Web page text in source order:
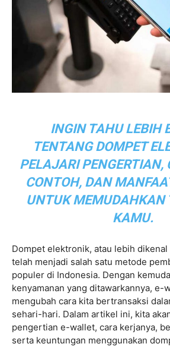
INGIN TAHU LEBIH
TENTANG DOMPET
PELAJARI PENGERTIAN,
CONTOH, DAN
UNTUK MEMUDAHKAN
KAMU.
Dompet elektronik, atau lebih
telah menjadi salah satu metode
populer di Indonesia. Dengan
kenyamanan yang ditawarkannya, e-
mengubah cara kita bertransaksi
sehari-hari. Dalam artikel ini, kita
pengertian e-wallet, cara kerjanya,
serta keuntungan menggunakan